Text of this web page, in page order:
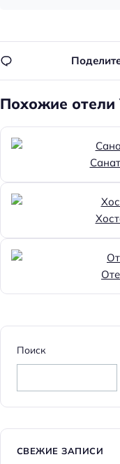
Похожие отели
Поиск
СВЕЖИЕ ЗАПИСИ